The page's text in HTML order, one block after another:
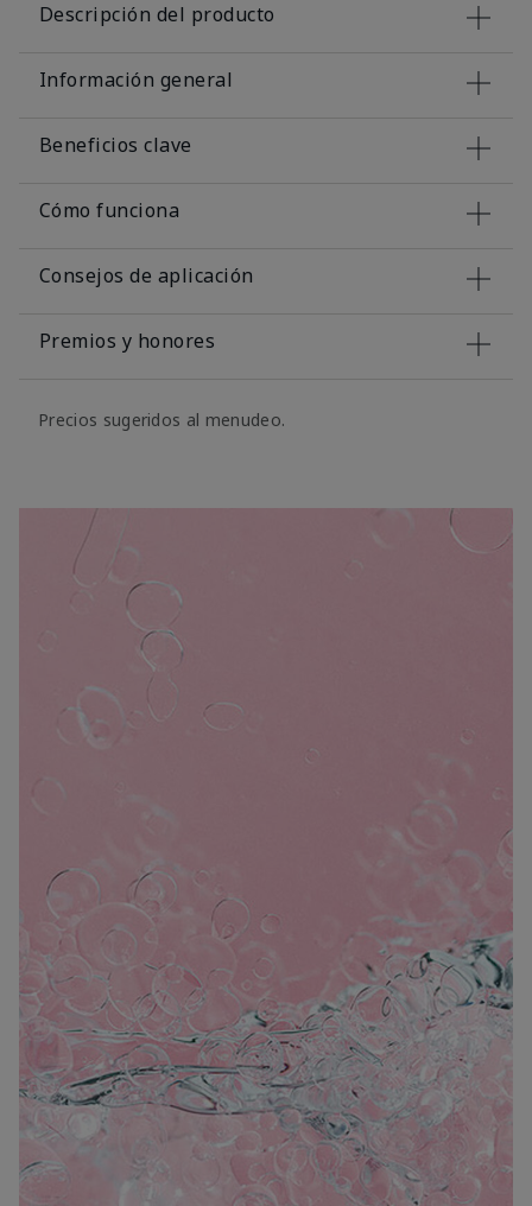
Descripción del producto
Información general
Beneficios clave
Cómo funciona
Consejos de aplicación
Premios y honores
Precios sugeridos al menudeo.